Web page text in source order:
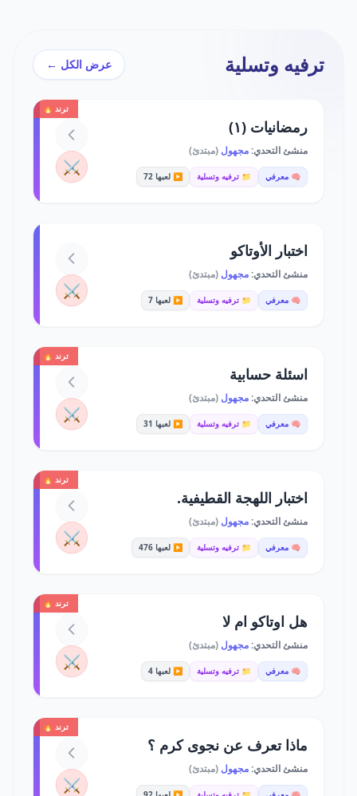
ترفيه وتسلية عرض الكل ←
ترند 🔥
رمضانيات (١)
منشئ التحدي:مجهول (مبتدئ)
🧠 معرفي 📁 ترفيه وتسلية ▶️ لعبها 72 ⚔️
اختبار الأوتاكو
منشئ التحدي:مجهول (مبتدئ)
🧠 معرفي 📁 ترفيه وتسلية ▶️ لعبها 7 ⚔️
ترند 🔥
اسئلة حسابية
منشئ التحدي:مجهول (مبتدئ)
🧠 معرفي 📁 ترفيه وتسلية ▶️ لعبها 31 ⚔️
ترند 🔥
اختبار اللهجة القطيفية.
منشئ التحدي:مجهول (مبتدئ)
🧠 معرفي 📁 ترفيه وتسلية ▶️ لعبها 476 ⚔️
ترند 🔥
هل اوتاكو ام لا
منشئ التحدي:مجهول (مبتدئ)
🧠 معرفي 📁 ترفيه وتسلية ▶️ لعبها 4 ⚔️
ترند 🔥
ماذا تعرف عن نجوى كرم ؟
منشئ التحدي:مجهول (مبتدئ)
⚔️